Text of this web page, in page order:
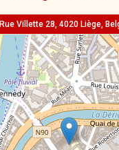
Rue Villette 28, 4020 Liège,